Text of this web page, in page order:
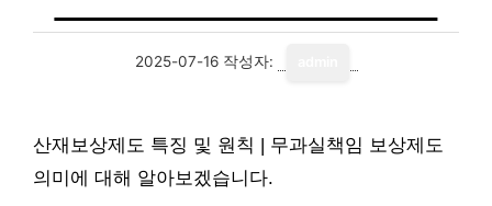
2025-07-16 작성자:
산재보상제도 특징 및 원칙 | 무과실책임 보상제도
의미에 대해 알아보겠습니다.